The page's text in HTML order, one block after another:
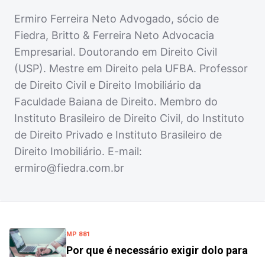
Ermiro Ferreira Neto Advogado, sócio de
Fiedra, Britto & Ferreira Neto Advocacia
Empresarial. Doutorando em Direito Civil
(USP). Mestre em Direito pela UFBA. Professor
de Direito Civil e Direito Imobiliário da
Faculdade Baiana de Direito. Membro do
Instituto Brasileiro de Direito Civil, do Instituto
de Direito Privado e Instituto Brasileiro de
Direito Imobiliário. E-mail:
ermiro@fiedra.com.br
MP 881
Por que é necessário exigir dolo para